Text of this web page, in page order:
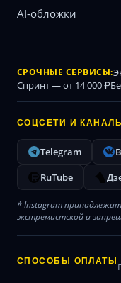
AI-обложки
СРОЧНЫЕ СЕРВИСЫ:
Спринт — от 14 000 ₽
СОЦСЕТИ И КАНАЛЫ
Telegram
RuTube
* Instagram
экстремистской и
СПОСОБЫ ОПЛАТЫ